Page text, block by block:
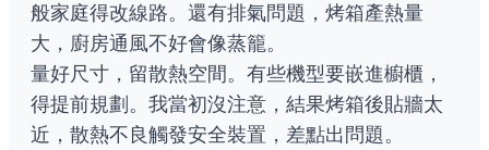
般家庭得改線路。還有排氣問題，烤箱產熱量
大，廚房通風不好會像蒸籠。
量好尺寸，留散熱空間。有些機型要嵌進櫥櫃，
得提前規劃。我當初沒注意，結果烤箱後貼牆太
近，散熱不良觸發安全裝置，差點出問題。